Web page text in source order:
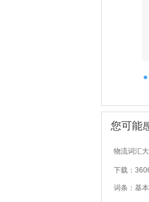
您可能
物流词汇
下载：
词条：基